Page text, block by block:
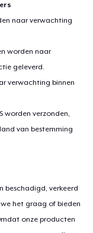
naar verwachting
worden naar
geleverd.
verwachting binnen
worden verzonden,
van bestemming
beschadigd, verkeerd
het graag of bieden
onze producten